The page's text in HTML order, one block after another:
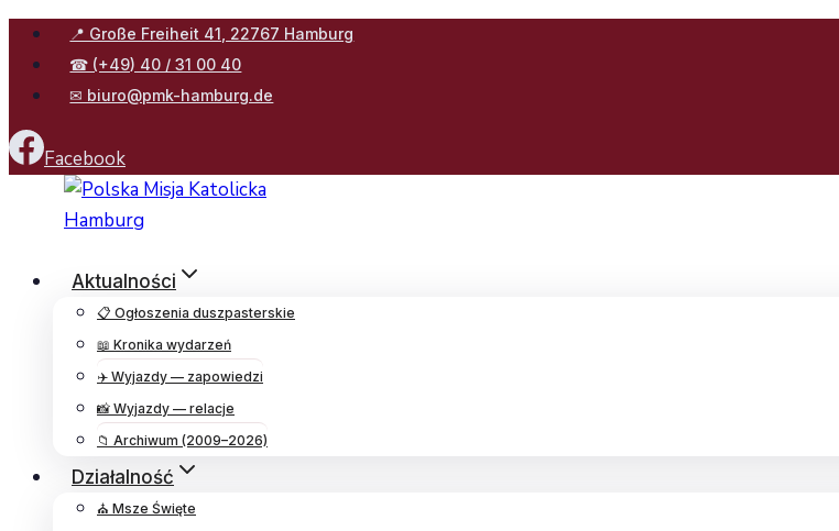
Przejdź
treści
📍 Große Freiheit 41, 22767 Hamburg
☎ (+49) 40 / 31 00 40
✉ biuro@pmk-hamburg.de
Facebook
Aktualności
📋 Ogłoszenia duszpasterskie
📖 Kronika wydarzeń
✈️ Wyjazdy — zapowiedzi
📸 Wyjazdy — relacje
📁 Archiwum (2009–2026)
Działalność
⛪ Msze Święte